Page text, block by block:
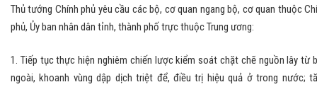
Thủ tướng Chính phủ yêu cầu các bộ, cơ quan ngang bộ, cơ quan thuộc
phủ, Ủy ban nhân dân tỉnh, thành phố trực thuộc Trung ương:
1. Tiếp tục thực hiện nghiêm chiến lược kiểm soát chặt chẽ nguồn lây từ
ngoài, khoanh vùng dập dịch triệt để, điều trị hiệu quả ở trong nước;